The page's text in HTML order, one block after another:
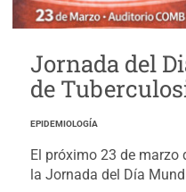
Jornada del
de
EPIDEMIOLOGÍA
El próximo 23 de marzo
la Jornada del Día